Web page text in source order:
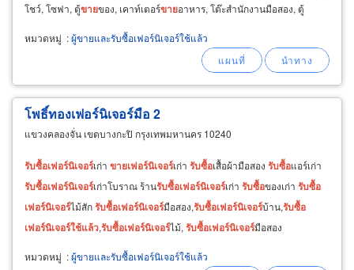
โชว์, โซฟา, ตู้ขายของ, เคาท์เตอร์ขายอาหาร, โต๊ะสำนักงานมือสอง, ตู้
เอกสารเก่า, ตู้เอกสารมือสอง
หมวดหมู่ :ผู้ขายและรับซื้อเฟอร์นิเจอร์ใช้แล้ว
โพธิ์ทองเฟอร์นิเจอร์มือ 2
แขวงคลองจั่น เขตบางกะปิ กรุงเทพมหานคร 10240
รับซื้อเฟอร์นิเจอร์เก่า ขายเฟอร์นิเจอร์เก่า รับซื้อเสื้อผ้ามือสอง รับซื้อแอร์เก่า
รับซื้อเฟอร์นิเจอร์เก่าโบราณ ร้านรับซื้อเฟอร์นิเจอร์เก่า รับซื้อของเก่า รับซื้อ
เฟอร์นิเจอร์ไม้สักรับซื้อเฟอร์นิเจอร์มือสอง,รับซื้อเฟอร์นิเจอร์บ้าน,รับซื้อ
เฟอร์นิเจอร์ใช้แล้ว,รับซื้อเฟอร์นิเจอร์ไม้, รับซื้อเฟอร์นิเจอร์มือสอง
หมวดหมู่ :ผู้ขายและรับซื้อเฟอร์นิเจอร์ใช้แล้ว